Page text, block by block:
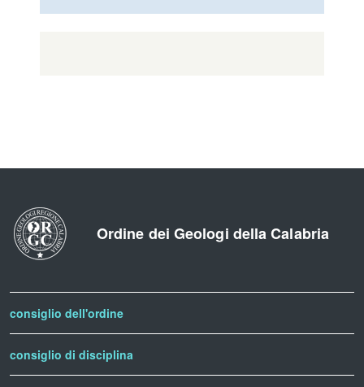
Ordine dei Geologi della Calabria
consiglio dell'ordine
consiglio di disciplina